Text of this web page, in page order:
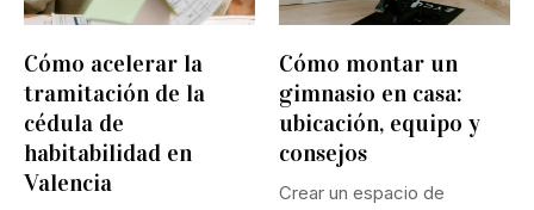
Cómo acelerar la
tramitación de la
cédula de
habitabilidad en
Valencia
Cómo montar un
gimnasio en casa:
ubicación, equipo y
consejos
Crear un espacio de